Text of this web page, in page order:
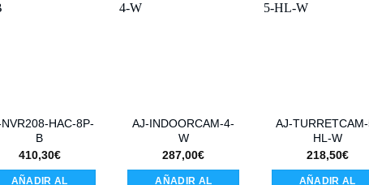
HAC-8P-
B
410,30€
AÑADIR AL
AJ-INDOORCAM-4-
W
287,00€
AÑADIR AL
AJ-
HL-W
218,50€
AÑADIR AL